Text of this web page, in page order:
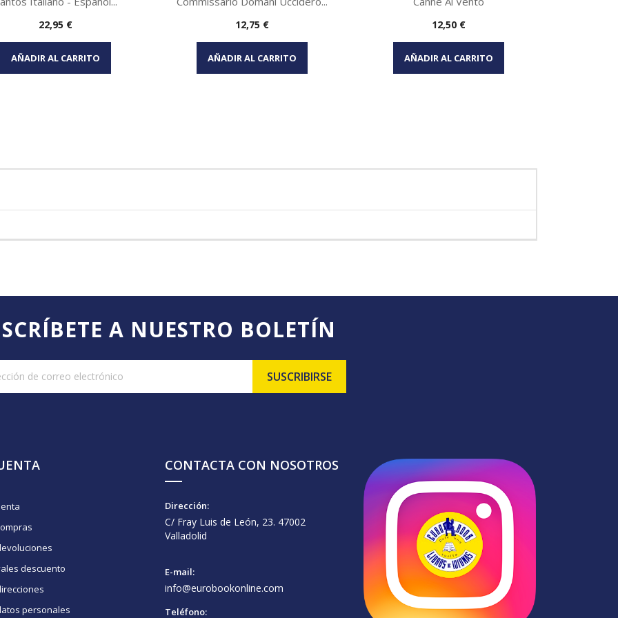
Vista rápida
Precio
22,95 €
AÑADIR AL CARRITO
Vista rápida
Precio
12,75 €
AÑADIR AL CARRITO
Vista rápida
Precio
12,50 €
AÑADIR AL CARRITO
A NUESTRO BOLETÍN
descuento
personales
CONTACTA CON NOSOTROS
Dirección:
C/ Fray Luis de León, 23. 47002
Valladolid
E-mail:
info@eurobookonline.com
Teléfono: